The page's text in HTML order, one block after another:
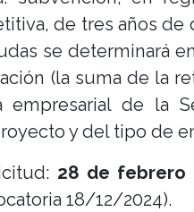
de tres años de
se determinará
(la suma de la
de la
y del tipo de
28 de febrero
18/12/2024).